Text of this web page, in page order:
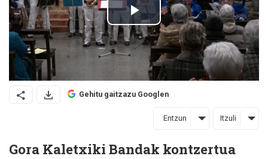
Gehitu gaitzazu Googlen
Entzun Itzuli
Gora Kaletxiki Bandak kontzertua